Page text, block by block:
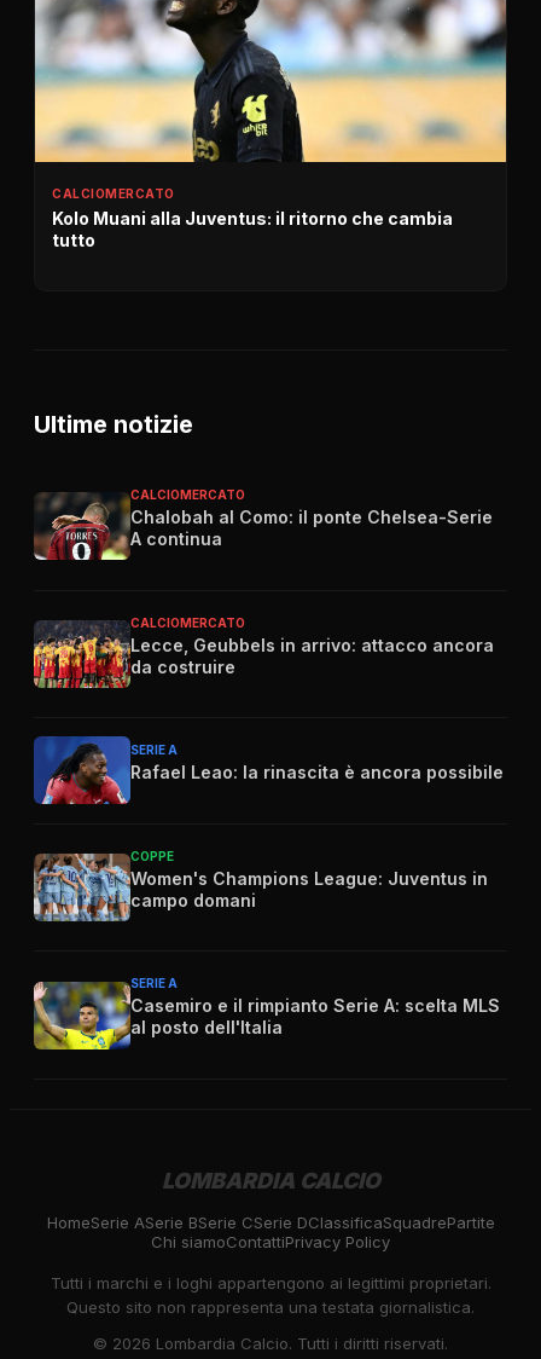
CALCIOMERCATO
Kolo Muani alla Juventus: il ritorno che cambia
tutto
Ultime notizie
CALCIOMERCATO
Chalobah al Como: il ponte Chelsea-Serie
A continua
CALCIOMERCATO
Lecce, Geubbels in arrivo: attacco ancora
da costruire
SERIE A
Rafael Leao: la rinascita è ancora possibile
COPPE
Women's Champions League: Juventus in
campo domani
SERIE A
Casemiro e il rimpianto Serie A: scelta MLS
al posto dell'Italia
LOMBARDIA CALCIO
HomeSerie ASerie BSerie CSerie DClassificaSquadrePartite
Chi siamoContattiPrivacy Policy
Tutti i marchi e i loghi appartengono ai legittimi proprietari.
Questo sito non rappresenta una testata giornalistica.
© 2026 Lombardia Calcio. Tutti i diritti riservati.